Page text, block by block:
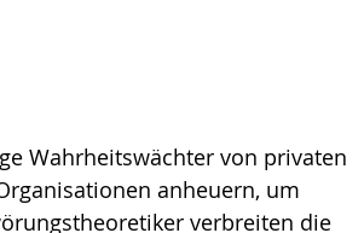
Wahrheitswächter von privaten
anheuern, um
verbreiten die